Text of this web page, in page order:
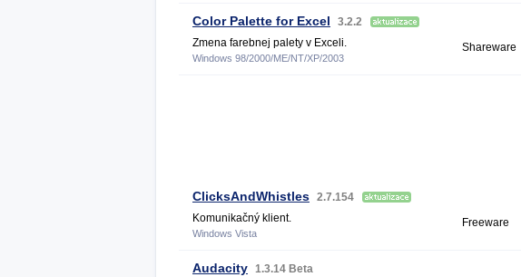
Color Palette for Excel
3.2.2
Zmena farebnej palety v Exceli.
Windows 98/2000/ME/NT/XP/2003
Shareware
ClicksAndWhistles 2.7.154
Komunikačný klient.
Windows Vista
Freeware
Audacity 1.3.14 Beta